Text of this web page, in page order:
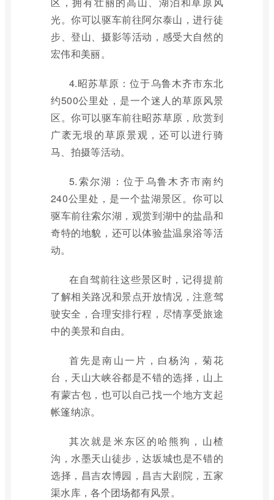
光。你可以驱车前往阿尔泰山，进行徒
步、登山、摄影等活动，感受大自然的
宏伟和美丽。
4.昭苏草原：位于乌鲁木齐市东北
约500公里处，是一个迷人的草原风景
区。你可以驱车前往昭苏草原，欣赏到
广袤无垠的草原景观，还可以进行骑
马、拍摄等活动。
5.索尔湖：位于乌鲁木齐市南约
240公里处，是一个盐湖景区。你可以
驱车前往索尔湖，观赏到湖中的盐晶和
奇特的地貌，还可以体验盐温泉浴等活
动。
在自驾前往这些景区时，记得提前
了解相关路况和景点开放情况，注意驾
驶安全，合理安排行程，尽情享受旅途
中的美景和自由。
首先是南山一片，白杨沟，菊花
台，天山大峡谷都是不错的选择，山上
有蒙古包，也可以自己找一个地方支起
帐篷纳凉。
其次就是米东区的哈熊狗，山楂
沟，水墨天山徒步，达坂城也是不错的
选择，昌吉农博园，昌吉大剧院，五家
渠水库，各个团场都有风景。